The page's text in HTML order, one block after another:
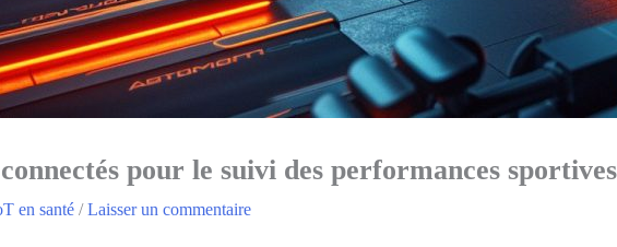
pour le suivi des performances
en santé/Laisser un commentaire